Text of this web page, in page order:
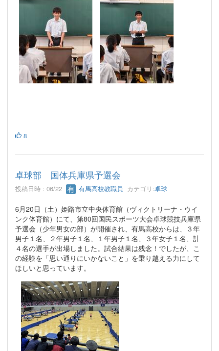
8
卓球部 国体兵庫県予選会
投稿日時 : 06/22 有馬高校教職員 カテゴリ:卓球
6月20日（土）姫路市立中央体育館（ヴィクトリーナ・ウイ
ンク体育館）にて、第80回国民スポーツ大会卓球競技兵庫県
予選会（少年男女の部）が開催され、有馬高校からは、３年
男子１名、２年男子１名、１年男子１名、３年女子１名、計
４名の選手が出場しました。試合結果は残念！でしたが、こ
の経験を「思い通りにいかないこと」を乗り越える力にして
ほしいと思っています。